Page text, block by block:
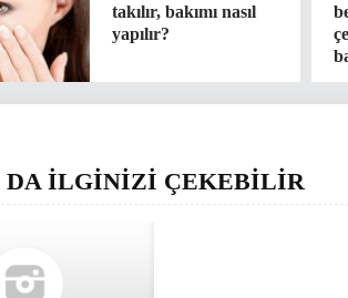
takılır, bakımı nasıl
yapılır?
DA İLGİNİZİ ÇEKEBİLİR